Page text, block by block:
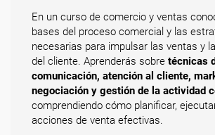
En un curso de comercio y ventas
bases del proceso comercial y las
necesarias para impulsar las ventas y
del cliente. Aprenderás sobre técnicas
comunicación, atención al cliente,
negociación y gestión de la actividad
comprendiendo cómo planificar,
acciones de venta efectivas.